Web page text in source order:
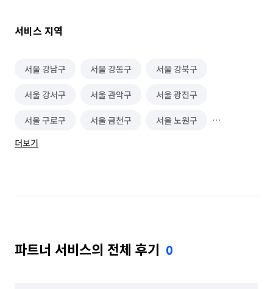
서비스 지역
서울 강남구 서울 강동구 서울 강북구
서울 강서구 서울 관악구 서울 광진구
서울 구로구 서울 금천구 서울 노원구
서울 도봉구
서울 성동구 서울 성북구 서울 송파구
서울 은평구 서울 종로구 서울 중구
더보기
파트너 서비스의 전체 후기 0